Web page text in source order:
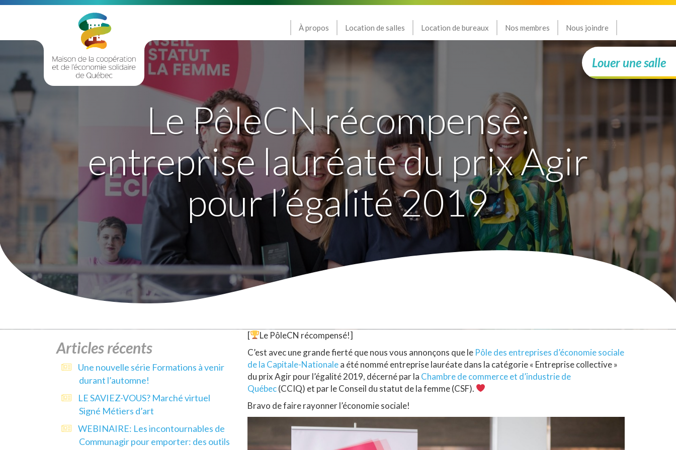
À propos Location de salles Location de bureaux Nos membres Nous joindre
Louer une salle
Le PôleCN récompensé:
entreprise lauréate du prix Agir
pour l’égalité 2019
[
Le PôleCN récompensé!]
C’est avec une grande fierté que nous vous annonçons que le Pôle des entreprises d’économie sociale
de la Capitale-Nationalea été nommé entreprise lauréate dans la catégorie « Entreprise collective »
du prix Agir pour l’égalité 2019, décerné par la Chambre de commerce et d’industrie de
Québec(CCIQ) et par le Conseil du statut de la femme (CSF).
Bravo de faire rayonner l’économie sociale!
Articles récents
Une nouvelle série Formations à venir
durant l’automne!
LE SAVIEZ-VOUS? Marché virtuel
Signé Métiers d’art
WEBINAIRE: Les incontournables de
Communagir pour emporter: des outils